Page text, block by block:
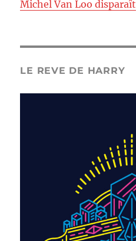
Michel Van Loo disparaît
LE REVE DE HARRY